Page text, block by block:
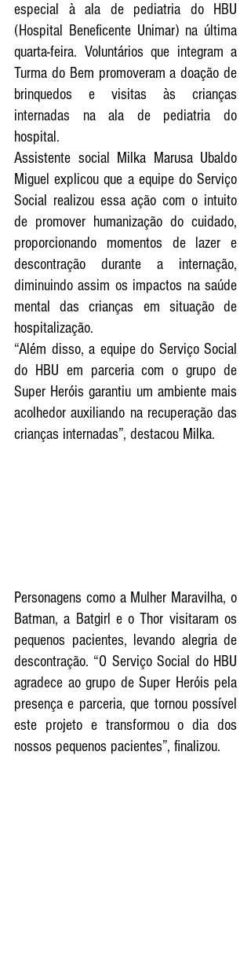
especial à ala de pediatria do HBU
(Hospital Beneficente Unimar) na última
quarta-feira. Voluntários que integram a
Turma do Bem promoveram a doação de
brinquedos e visitas às crianças
internadas na ala de pediatria do
hospital.
Assistente social Milka Marusa Ubaldo
Miguel explicou que a equipe do Serviço
Social realizou essa ação com o intuito
de promover humanização do cuidado,
proporcionando momentos de lazer e
descontração durante a internação,
diminuindo assim os impactos na saúde
mental das crianças em situação de
hospitalização.
“Além disso, a equipe do Serviço Social
do HBU em parceria com o grupo de
Super Heróis garantiu um ambiente mais
acolhedor auxiliando na recuperação das
crianças internadas”, destacou Milka.
Personagens como a Mulher Maravilha, o
Batman, a Batgirl e o Thor visitaram os
pequenos pacientes, levando alegria de
descontração. “O Serviço Social do HBU
agradece ao grupo de Super Heróis pela
presença e parceria, que tornou possível
este projeto e transformou o dia dos
nossos pequenos pacientes”, finalizou.